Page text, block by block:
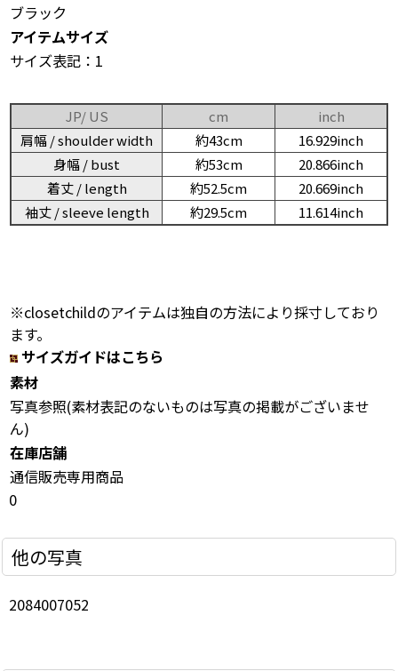
ブラック
アイテムサイズ
サイズ表記：1
JP/ US cm
inch
肩幅 / shoulder width
約43cm
16.929inch
身幅 / bust
約53cm
20.866inch
着丈 / length
約52.5cm
20.669inch
袖丈 / sleeve length
約29.5cm 11.614inch
※closetchildのアイテムは独自の方法により採寸しており
ます。
サイズガイドはこちら
素材
写真参照(素材表記のないものは写真の掲載がございませ
ん)
在庫店舗
通信販売専用商品
0
他の写真
2084007052